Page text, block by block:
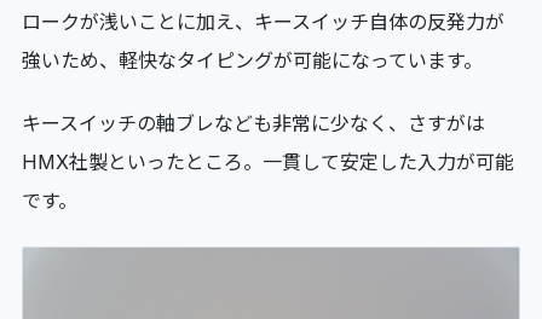
ロークが浅いことに加え、キースイッチ自体の反発力が
強いため、軽快なタイピングが可能になっています。
キースイッチの軸ブレなども非常に少なく、さすがは
HMX社製といったところ。一貫して安定した入力が可能
です。